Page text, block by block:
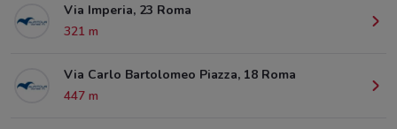
Via Imperia, 23 Roma
321 m
Via Carlo Bartolomeo Piazza, 18 Roma
447 m